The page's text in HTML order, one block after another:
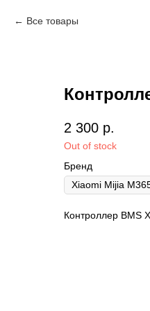
Все товары
2 300 р.
Out of stock
Бренд
Контроллер BMS